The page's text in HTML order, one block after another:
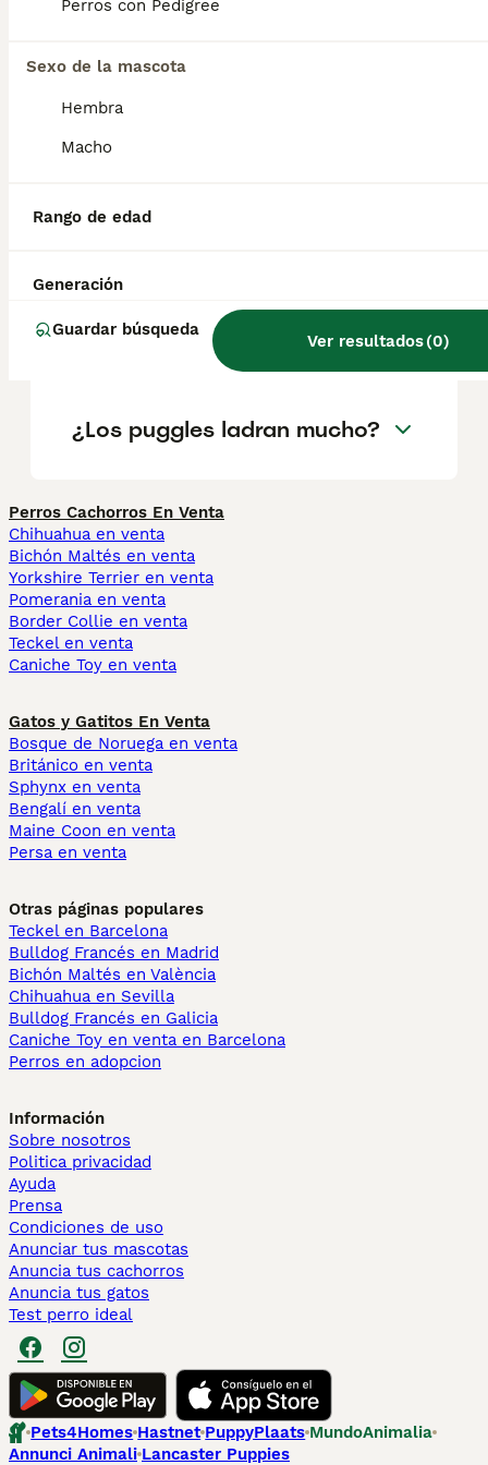
Perros con Pedigree
Sexo de la mascota
Hembra
Macho
Rango de edad
Generación
Guardar búsqueda
Ver resultados(0)
contras de un pug?
¿Dónde debe dormir un pug?
¿Los puggles ladran mucho?
Perros Cachorros En Venta
Chihuahua en venta
Bichón Maltés en venta
Yorkshire Terrier en venta
Pomerania en venta
Border Collie en venta
Teckel en venta
Caniche Toy en venta
Gatos y Gatitos En Venta
Bosque de Noruega en venta
Británico en venta
Sphynx en venta
Bengalí en venta
Maine Coon en venta
Persa en venta
Otras páginas populares
Teckel en Barcelona
Bulldog Francés en Madrid
Bichón Maltés en València
Chihuahua en Sevilla
Bulldog Francés en Galicia
Caniche Toy en venta en Barcelona
Perros en adopcion
Información
Sobre nosotros
Politica privacidad
Ayuda
Prensa
Condiciones de uso
Anunciar tus mascotas
Anuncia tus cachorros
Anuncia tus gatos
Test perro ideal
Pets4Homes Hastnet PuppyPlaats MundoAnimalia
Annunci Animali Lancaster Puppies